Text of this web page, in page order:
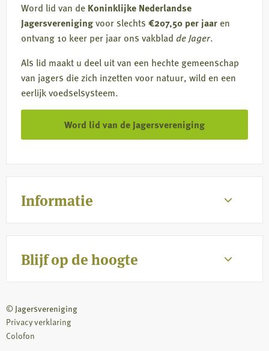
Informatie
Word lid van de Koninklijke Nederlandse
Jagersverenigingvoor slechts €207,50 per jaar en
ontvang 10 keer per jaar ons vakblad de Jager.
Als lid maakt u deel uit van een hechte gemeenschap
van jagers die zich inzetten voor natuur, wild en een
eerlijk voedselsysteem.
Word lid van de Jagersvereniging
Blijf op de hoogte
© Jagersvereniging
Privacy verklaring
Colofon